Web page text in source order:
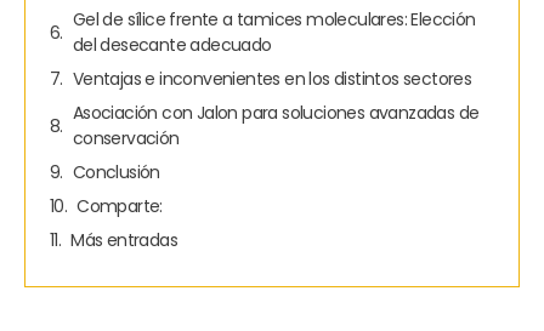
Gel de sílice frente a tamices moleculares: Elección
del desecante adecuado
Ventajas e inconvenientes en los distintos sectores
Asociación con Jalon para soluciones avanzadas de
conservación
Conclusión
Comparte:
Más entradas